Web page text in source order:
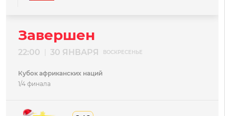
Завершен
22:00 30 ЯНВАРЯ ВОСКРЕСЕНЬЕ
Кубок африканских наций
1/4 финала